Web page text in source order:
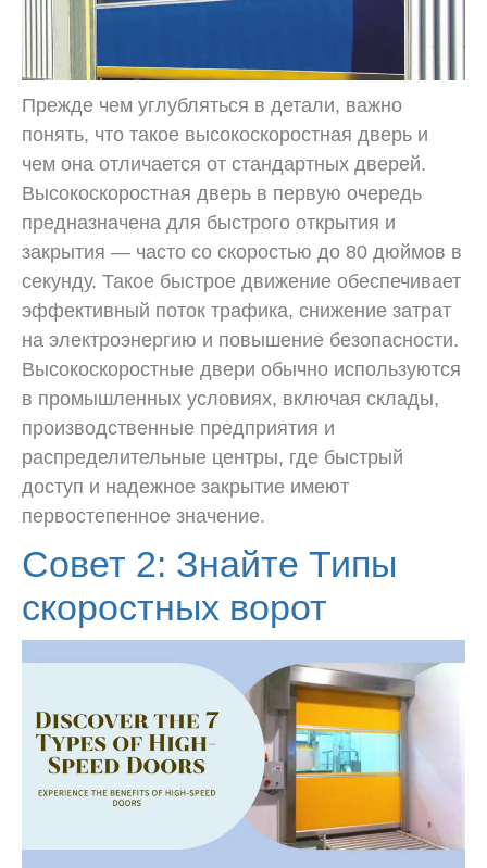
Прежде чем углубляться в детали, важно
понять, что такое высокоскоростная дверь и
чем она отличается от стандартных дверей.
Высокоскоростная дверь в первую очередь
предназначена для быстрого открытия и
закрытия — часто со скоростью до 80 дюймов в
секунду. Такое быстрое движение обеспечивает
эффективный поток трафика, снижение затрат
на электроэнергию и повышение безопасности.
Высокоскоростные двери обычно используются
в промышленных условиях, включая склады,
производственные предприятия и
распределительные центры, где быстрый
доступ и надежное закрытие имеют
первостепенное значение.
Совет 2: Знайте Типы
скоростных ворот